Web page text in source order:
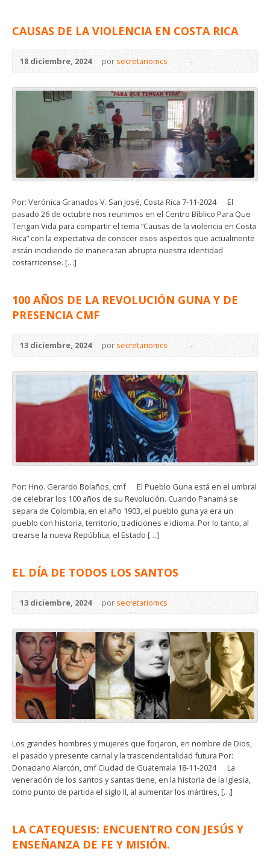
CAUSAS DE LA VIOLENCIA EN COSTA RICA
18 diciembre, 2024 por secretariomcs
Por: Verónica Granados V. San José, Costa Rica 7-11-2024 El
pasado 26 de octubre nos reunimos en el Centro Bíblico Para Que
Tengan Vida para compartir el tema “Causas de la violencia en Costa
Rica” con la expectativa de conocer esos aspectos que actualmente
están incidiendo de manera tan abrupta nuestra identidad
costarricense. […]
100 AÑOS DE LA REVOLUCIÓN GUNA Y DE
PRESENCIA CMF
13 diciembre, 2024 por secretariomcs
Por: Hno. Gerardo Bolaños, cmf El Pueblo Guna está en el umbral
de celebrar los 100 años de su Revolución. Cuando Panamá se
separa de Colombia, en el año 1903, el pueblo guna ya era un
pueblo con historia, territorio, tradiciones e idioma. Por lo tanto, al
crearse la nueva República, el Estado […]
EL DÍA DE TODOS LOS SANTOS
13 diciembre, 2024 por secretariomcs
Los grandes hombres y mujeres que forjaron, en nombre de Dios,
el pasado y presente carnal y la trascendentalidad futura Por:
Donaciano Alarcón, cmf Ciudad de Guatemala 18-11-2024 La
veneración de los santos y santas tiene, en la historia de la Iglesia,
como punto de partida el siglo II, al aumentar los mártires, […]
LA CATEQUESIS: ENCUENTRO CON JESÚS Y
ENSEÑANZA DE FE Y MISIÓN.